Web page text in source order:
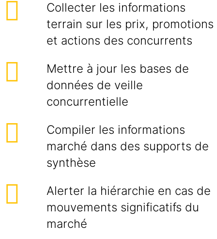
Collecter les informations
terrain sur les prix, promotions
et actions des concurrents
Mettre à jour les bases de
données de veille
concurrentielle
Compiler les informations
marché dans des supports de
synthèse
Alerter la hiérarchie en cas de
mouvements significatifs du
marché